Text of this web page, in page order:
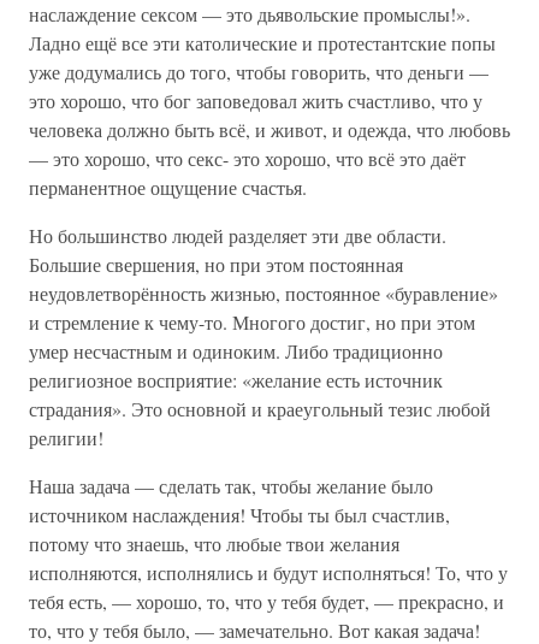
наслаждение сексом — это дьявольские промыслы!».
Ладно ещё все эти католические и протестантские попы
уже додумались до того, чтобы говорить, что деньги —
это хорошо, что бог заповедовал жить счастливо, что у
человека должно быть всё, и живот, и одежда, что любовь
— это хорошо, что секс- это хорошо, что всё это даёт
перманентное ощущение счастья.
Но большинство людей разделяет эти две области.
Большие свершения, но при этом постоянная
неудовлетворённость жизнью, постоянное «буравление»
и стремление к чему-то. Многого достиг, но при этом
умер несчастным и одиноким. Либо традиционно
религиозное восприятие: «желание есть источник
страдания». Это основной и краеугольный тезис любой
религии!
Наша задача — сделать так, чтобы желание было
источником наслаждения! Чтобы ты был счастлив,
потому что знаешь, что любые твои желания
исполняются, исполнялись и будут исполняться! То, что у
тебя есть, — хорошо, то, что у тебя будет, — прекрасно, и
то, что у тебя было, — замечательно. Вот какая задача!